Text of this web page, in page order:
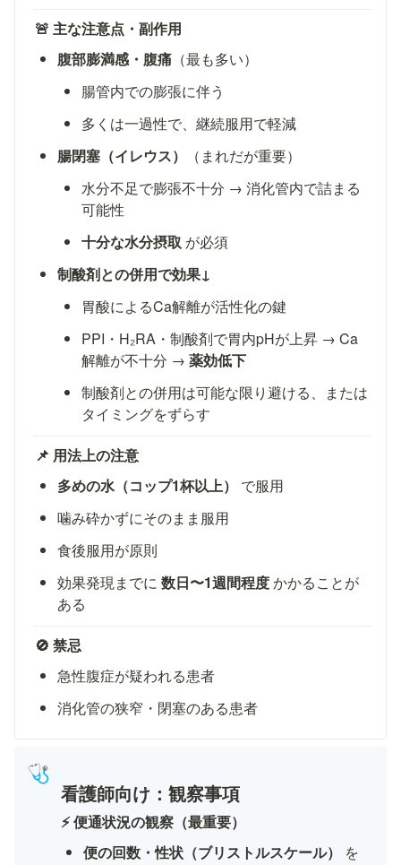
🚨 主な注意点・副作用
腹部膨満感・腹痛 （最も多い）
腸管内での膨張に伴う
多くは一過性で、継続服用で軽減
腸閉塞（イレウス）
（まれだが重要）
水分不足で膨張不十分 → 消化管内で詰まる
可能性
十分な水分摂取 が必須
制酸剤との併用で効果↓
胃酸によるCa解離が活性化の鍵
PPI・H₂RA・制酸剤で胃内pHが上昇 → Ca
解離が不十分 → 薬効低下
制酸剤との併用は可能な限り避ける、または
タイミングをずらす
📌 用法上の注意
多めの水（コップ1杯以上）
で服用
噛み砕かずにそのまま服用
食後服用が原則
効果発現までに 数日〜1週間程度 かかることが
ある
🚫 禁忌
急性腹症が疑われる患者
消化管の狭窄・閉塞のある患者
🩺
看護師向け：観察事項
⚡ 便通状況の観察（最重要）
便の回数・性状（ブリストルスケール）
を